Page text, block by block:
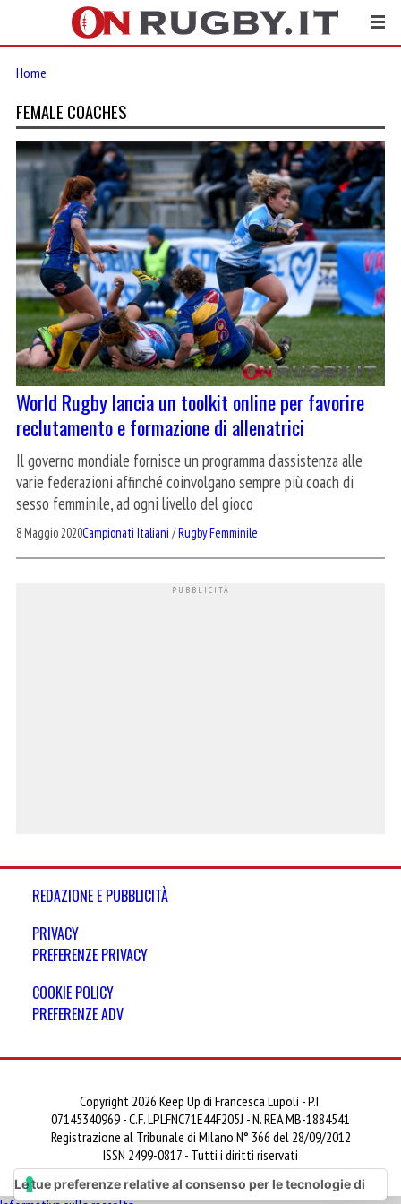
Home
FEMALE COACHES
World Rugby lancia un toolkit online per favorire
reclutamento e formazione di allenatrici
Il governo mondiale fornisce un programma d'assistenza alle
varie federazioni affinché coinvolgano sempre più coach di
sesso femminile, ad ogni livello del gioco
8 Maggio 2020Campionati Italiani /Rugby Femminile
REDAZIONE E PUBBLICITÀ
PRIVACY
PREFERENZE PRIVACY
COOKIE POLICY
PREFERENZE ADV
Copyright 2026 Keep Up di Francesca Lupoli - P.I.
07145340969 - C.F. LPLFNC71E44F205J - N. REA MB-1884541
Registrazione al Tribunale di Milano N° 366 del 28/09/2012
ISSN 2499-0817 - Tutti i diritti riservati
Le tue preferenze relative al consenso per le tecnologie di